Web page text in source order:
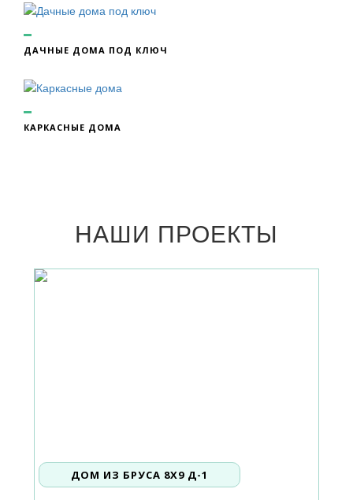
ДАЧНЫЕ ДОМА ПОД КЛЮЧ
КАРКАСНЫЕ ДОМА
НАШИ ПРОЕКТЫ
ДОМ ИЗ БРУСА 8Х9 Д-1